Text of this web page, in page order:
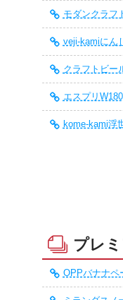
モダンクラフ
veji-kamiにん
クラフトビー
エスプリ
kome-kami浮
プレ
OPPバナナペ